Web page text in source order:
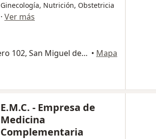
Ginecología, Nutrición, Obstetricia
· Ver más
Santiago del Estero 102, San Miguel de Tucumán • Mapa
E.M.C. - Empresa de
Medicina
Complementaria